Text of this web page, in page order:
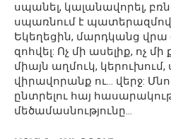
սպանել, կալանավորել,
սպառնում է
Եկեղեցին, մարդկանց վրա
զոհվել: Ոչ մի ասելիք, ոչ
միայն աղմուկ,
վիրավորանք ու… վերջ:
ընտրելու հայ
մեծամասնությունը…